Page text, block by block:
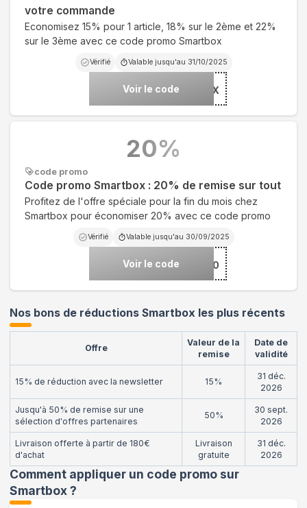
votre commande
Economisez 15% pour 1 article, 18% sur le 2ème et 22%
sur le 3ème avec ce code promo Smartbox
Vérifié Valable jusqu'au 31/10/2025
Voir le code ***OX
code promo
Code promo Smartbox : 20% de remise sur tout
Profitez de l'offre spéciale pour la fin du mois chez
Smartbox pour économiser 20% avec ce code promo
Vérifié Valable jusqu'au 30/09/2025
Voir le code***DAY20
20%
Nos bons de réductions Smartbox les plus récents
Offre
Valeur de la
remise
Date de
validité
15% de réduction avec la newsletter 15%
31 déc.
2026
Jusqu'à 50% de remise sur une
sélection d'offres partenaires
50%
30 sept.
2026
Livraison offerte à partir de 180€
d'achat
Livraison
gratuite
31 déc.
2026
Comment appliquer un code promo sur
Smartbox?